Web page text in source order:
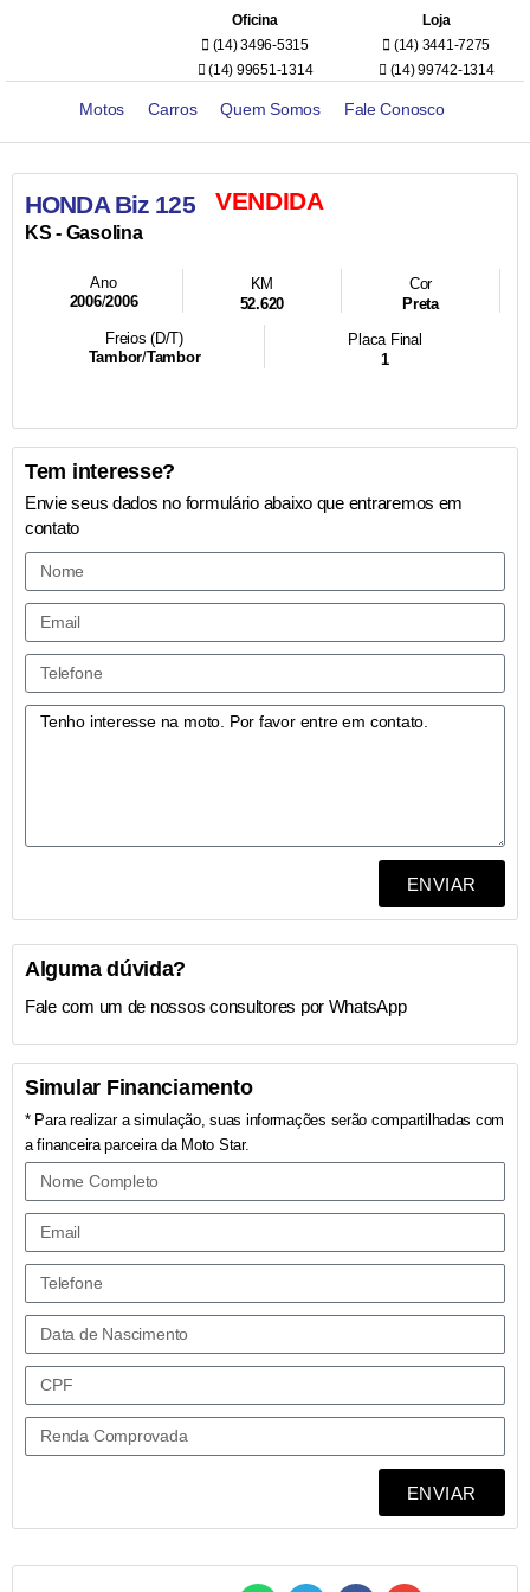
Oficina
(14) 3496-5315
(14) 99651-1314
Loja
(14) 3441-7275
(14) 99742-1314
Motos Carros Quem Somos Fale Conosco
HONDA Biz 125VENDIDA
KS - Gasolina
Ano
2006/2006
KM
52.620
Cor
Preta
Freios (D/T)
Tambor/Tambor
Placa Final
1
Tem interesse?
Envie seus dados no formulário abaixo que entraremos em
contato
ENVIAR
Simular Financiamento
* Para realizar a simulação, suas informações serão compartilhadas com
a financeira parceira da Moto Star.
ENVIAR
Alguma dúvida?
Fale com um de nossos consultores por WhatsApp